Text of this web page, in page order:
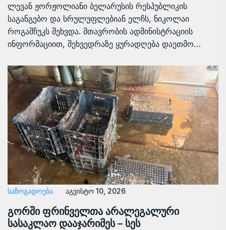
ლევან ჟორჟოლიანი ბელარუსის რესპუბლიკის
საგანგებო და სრულუფლებიან ელჩს, ნიკოლაი
როგაშჩუკს შეხვდა. მთავრობის ადმინისტრაციის
ინფორმაციით, შეხვედრაზე ყურადღება დაეთმო…
ᲡᲐᲖᲝᲒᲐᲓᲝᲔᲑᲐ აგვისტო 10, 2026
გორში ფრინველთა არალეგალური
სასაკლაო დააჯარიმეს – სეს